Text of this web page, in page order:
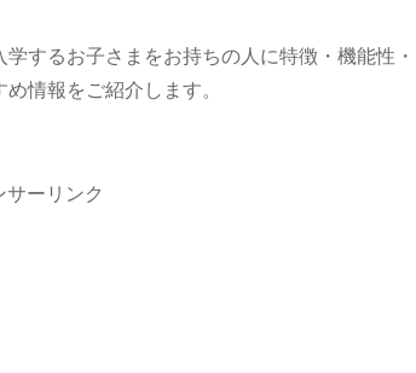
するお子さまをお持ちの人に特徴・機能性・
情報をご紹介します。
サーリンク